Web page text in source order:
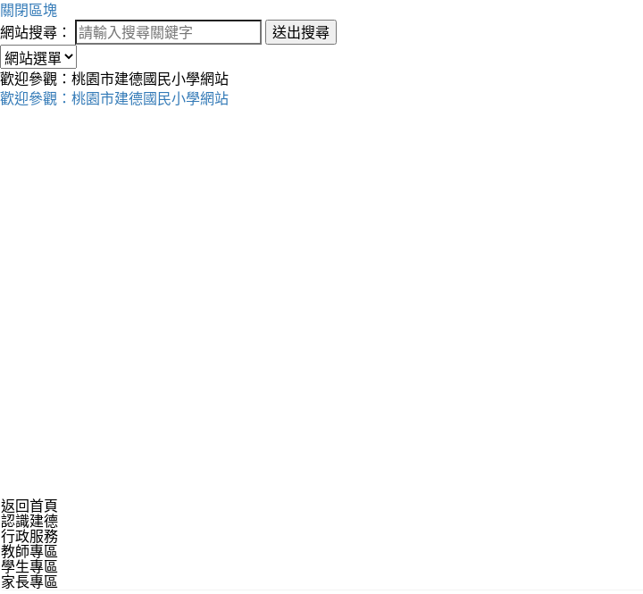
關閉區塊
網站搜尋：
送出搜尋
歡迎參觀：桃園市建德國民小學網站
歡迎參觀：桃園市建德國民小學網站
返回首頁
認識建德
行政服務
教師專區
學生專區
家長專區